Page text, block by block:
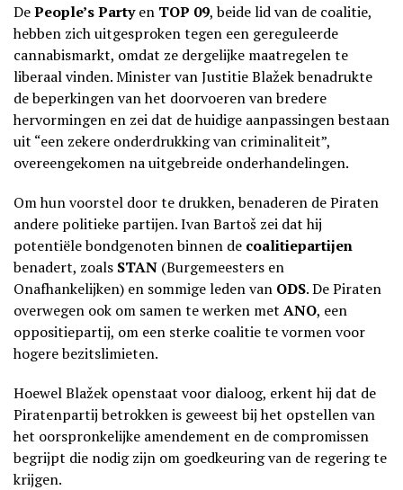
DePeople’s Partyen TOP 09, beide lid van de coalitie,
hebben zich uitgesproken tegen een gereguleerde
cannabismarkt, omdat ze dergelijke maatregelen te
liberaal vinden. Minister van Justitie Blažek benadrukte
de beperkingen van het doorvoeren van bredere
hervormingen en zei dat de huidige aanpassingen bestaan
uit “een zekere onderdrukking van criminaliteit”,
overeengekomen na uitgebreide onderhandelingen.
Om hun voorstel door te drukken, benaderen de Piraten
andere politieke partijen. Ivan Bartoš zei dat hij
potentiële bondgenoten binnen de coalitiepartijen
benadert, zoals STAN (Burgemeesters en
Onafhankelijken) en sommige leden van ODS. De Piraten
overwegen ook om samen te werken met ANO, een
oppositiepartij, om een sterke coalitie te vormen voor
hogere bezitslimieten.
Hoewel Blažek openstaat voor dialoog, erkent hij dat de
Piratenpartij betrokken is geweest bij het opstellen van
het oorspronkelijke amendement en de compromissen
begrijpt die nodig zijn om goedkeuring van de regering te
krijgen.